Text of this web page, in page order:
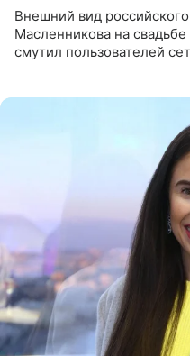
Внешний вид
Масленникова на
смутил пользователей